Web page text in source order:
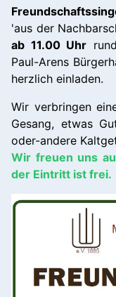
'aus der
ab 11.00 Uhr
Paul-Arens
herzlich einladen.
Wir verbringen
Gesang, etwas
oder-andere
Wir freuen uns
der Eintritt ist frei.